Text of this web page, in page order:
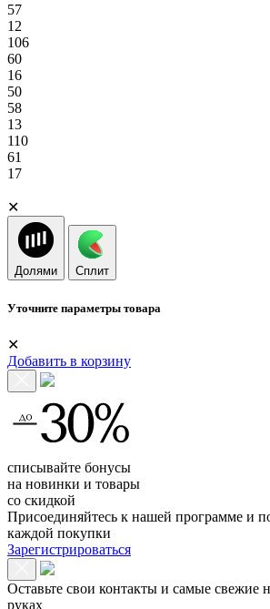
57
12
106
60
16
50
58
13
110
61
17
✕
Долями Сплит
Уточните параметры товара
✕
Добавить в корзину
списывайте бонусы
на новинки и товары
со скидкой
Присоединяйтесь к нашей программе и
каждой покупки
Зарегистрироваться
Оставьте свои контакты и самые свежие
руках